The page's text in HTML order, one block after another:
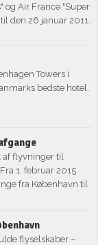
og Air France "Super
den 26.januar 2011.
Towers i
bedste hotel.
af flyvninger til
1. februar 2015
fra København til
flyselskaber –